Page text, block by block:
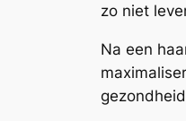
zo niet
Na een